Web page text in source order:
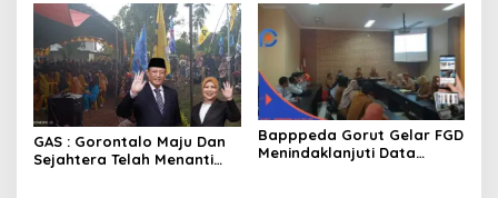
GAS : Gorontalo Maju Dan
Sejahtera Telah Menanti
Bapppeda Gorut Gelar FGD
Menindaklanjuti Data